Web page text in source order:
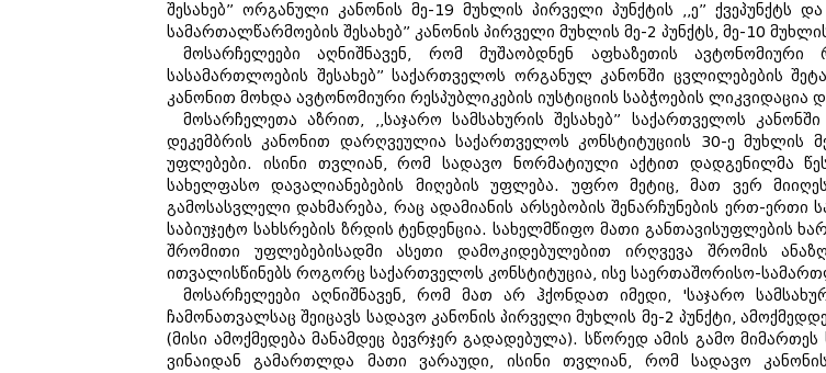
შესახებ” ორგანული კანონის მე-19 მუხლის პირველი პუნქტის ,,ე” ქვეპუნქტს
სამართალწარმოების შესახებ” კანონის პირველი მუხლის მე-2 პუნქტს, მე-10
მოსარჩელეები აღნიშნავენ, რომ მუშაობდნენ აფხაზეთის
სასამართლოების შესახებ” საქართველოს ორგანულ კანონში ცვლილებების
კანონით მოხდა ავტონომიური რესპუბლიკების იუსტიციის საბჭოების ლიკვიდაცია
მოსარჩელეთა აზრით, ,,საჯარო სამსახურის შესახებ” საქართველოს
დეკემბრის კანონით დარღვეულია საქართველოს კონსტიტუციის 30-ე
უფლებები. ისინი თვლიან, რომ სადავო ნორმატიული აქტით დადგენილმა
სახელფასო დავალიანებების მიღების უფლება. უფრო მეტიც, მათ ვერ
გამოსასვლელი დახმარება, რაც ადამიანის არსებობის შენარჩუნების ერთ-ერთი
საბიუჯეტო სახსრების ზრდის ტენდენცია. სახელმწიფო მათი განთავისუფლების
შრომითი უფლებებისადმი ასეთი დამოკიდებულებით ირღვევა შრომის
ითვალისწინებს როგორც საქართველოს კონსტიტუცია, ისე საერთაშორისო-
მოსარჩელეები აღნიშნავენ, რომ მათ არ ჰქონდათ იმედი, 'საჯარო
ჩამონათვალსაც შეიცავს სადავო კანონის პირველი მუხლის მე-2 პუნქტი,
(მისი ამოქმედება მანამდეც ბევრჯერ გადადებულა). სწორედ ამის გამო
ვინაიდან გამართლდა მათი ვარაუდი, ისინი თვლიან, რომ სადავო